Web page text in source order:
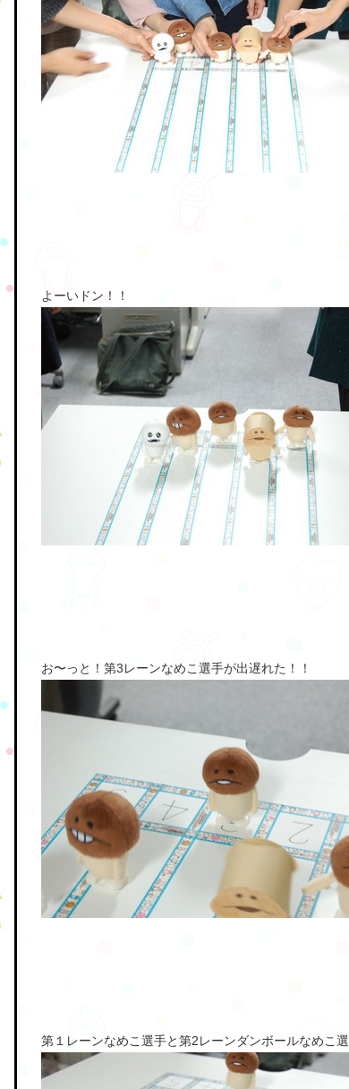
よーいドン！！
お〜っと！第3レーンなめこ選手が出遅れた！！
第１レーンなめこ選手と第2レーンダンボールなめこ